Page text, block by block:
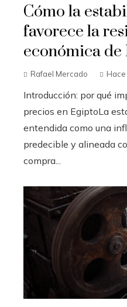
Cómo la
favorece la
económica de
Rafael Mercado
Introducción: por qué
precios en EgiptoLa
entendida como una
predecible y alineada
compra...